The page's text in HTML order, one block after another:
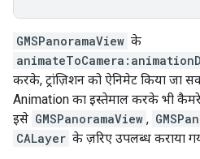
GMSPanoramaView के
करके, ट्रांज़िशन को ऐनिमेट किया जा
Animation का इस्तेमाल करके भी
इसे GMSPanoramaView ,
CALayer के ज़रिए उपलब्ध कराया